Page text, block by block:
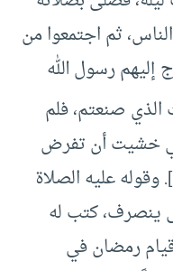
ثم اجتمعوا من
إليهم رسول الله
الذي صنعتم، فلم
خشيت أن تفرض
عليكم” قال: وذلك في رمضان[5]. وقوله عليه الصلاة
ينصرف، كتب له
قيام رمضان في